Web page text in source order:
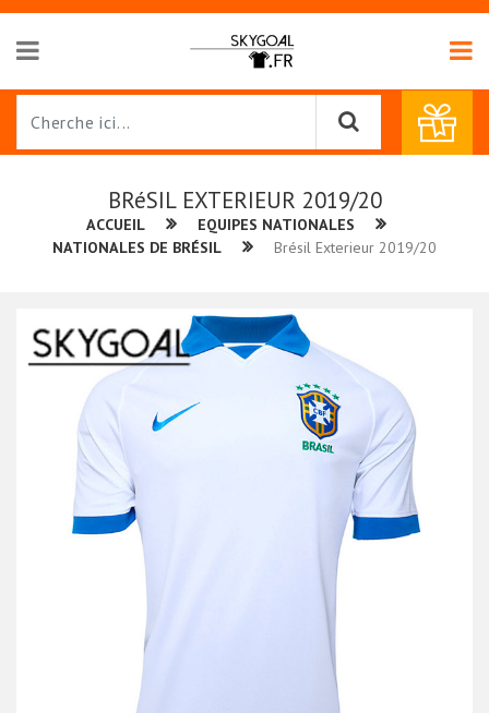
BRéSIL EXTERIEUR 2019/20
ACCUEIL
EQUIPES NATIONALES
NATIONALES DE BRÉSIL
Brésil Exterieur 2019/20